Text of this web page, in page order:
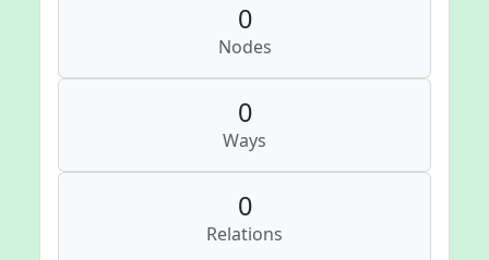
0
Nodes
0
Ways
0
Relations